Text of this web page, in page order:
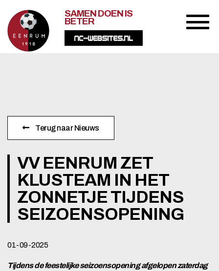
SAMEN DOEN IS
BETER
Terug naar Nieuws
VV EENRUM ZET
KLUSTEAM IN HET
ZONNETJE TIJDENS
SEIZOENSOPENING
01-09-2025
Tijdens de feestelijke seizoensopening afgelopen zaterdag